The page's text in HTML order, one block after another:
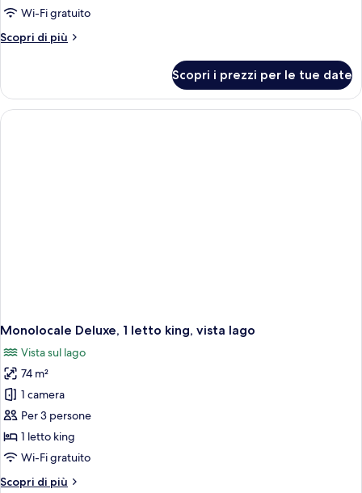
camere
da
letto,
lago
Wi-Fi gratuito
Scopri di più
Altri
Deluxe,
camere
Scopri i prezzi per le tue date
Monolocale Deluxe, 1 letto king, vista lago
Vista sul lago
74 m²
1 camera
Per 3 persone
1 letto king
Wi-Fi gratuito
Scopri di più
Altri